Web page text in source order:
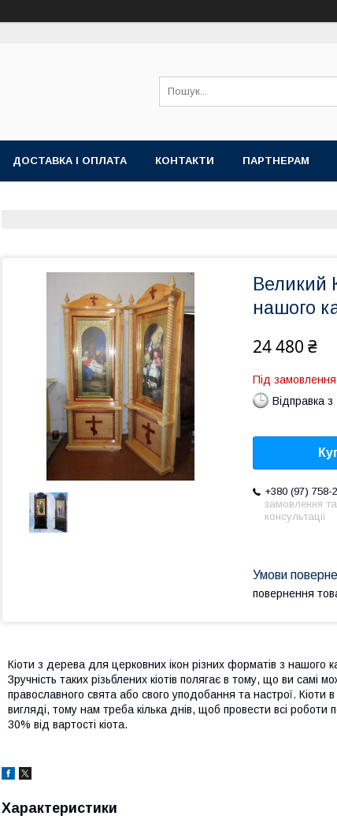
ДОСТАВКА І ОПЛАТА КОНТАКТИ ПАРТНЕРАМ
Великий
нашого
24 480 ₴
Під замовлення
Відправка
+380 (97) 758-
замовлення та
консультації
повернення
Кіоти з дерева для церковних ікон різних форматів з нашого
Зручність таких різьблених кіотів полягає в тому, що ви самі
православного свята або свого уподобання та настрої. Кіоти
вигляді, тому нам треба кілька днів, щоб провести всі
30% від вартості кіота.
Характеристики